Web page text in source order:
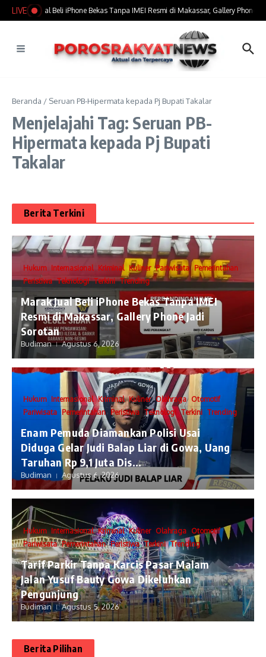
Lewati ke konten
LIVE
​Marak Jual Beli iPhone Bekas Tanpa IMEI Resmi di Makassar, Gallery Phone
Beranda / Seruan PB-Hipermata kepada Pj Bupati Takalar
Menjelajahi Tag: Seruan PB-
Hipermata kepada Pj Bupati
Takalar
Berita Terkini
Hukum Internasional Kriminal Kuliner Pariwisata Pemerintahan
Peristiwa Teknologi Terkini Trending
​Marak Jual Beli iPhone Bekas Tanpa IMEI
Resmi di Makassar, Gallery Phone Jadi
Sorotan
Budiman Agustus 6, 2026
Hukum Internasional Kriminal Kuliner Olahraga Otomotif
Pariwisata Pemerintahan Peristiwa Teknologi Terkini Trending
Enam Pemuda Diamankan Polisi Usai
Diduga Gelar Judi Balap Liar di Gowa, Uang
Taruhan Rp 9,1 Juta Dis...
Budiman Agustus 6, 2026
Hukum Internasional Kriminal Kuliner Olahraga Otomotif
Pariwisata Pemerintahan Peristiwa Terkini Trending
Tarif Parkir Tanpa Karcis Pasar Malam
Jalan Yusuf Bauty Gowa Dikeluhkan
Pengunjung
Budiman Agustus 5, 2026
Berita Pilihan